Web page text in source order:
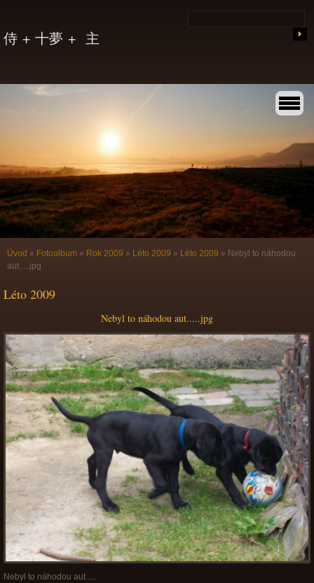
侍 + 十夢 + 主
Úvod » Fotoalbum » Rok 2009 » Léto 2009 » Léto 2009 » Nebyl to náhodou
aut.....jpg
Léto 2009
Nebyl to náhodou aut.....jpg
Nebyl to náhodou aut.....